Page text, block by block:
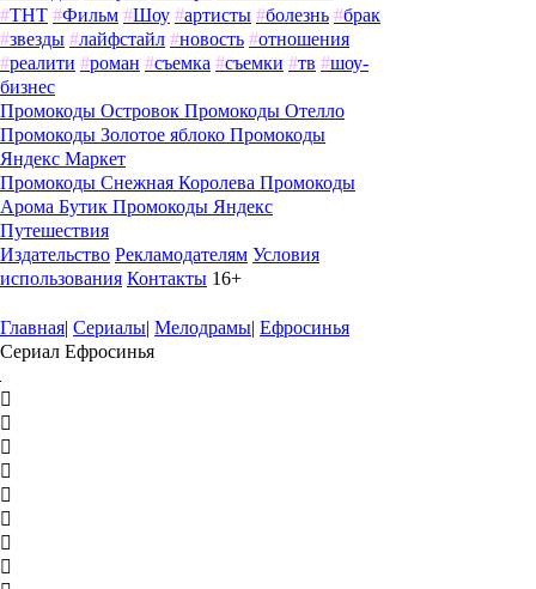
#ТНТ #Фильм #Шоу #артисты #болезнь #брак
#звезды #лайфстайл #новость #отношения
#реалити #роман #съемка #съемки #тв #шоу-
бизнес
Промокоды Островок Промокоды Отелло
Промокоды Золотое яблоко Промокоды
Яндекс Маркет
Промокоды Снежная Королева Промокоды
Арома Бутик Промокоды Яндекс
Путешествия
Издательство Рекламодателям Условия
использования Контакты 16+
Главная| Сериалы| Мелодрамы| Ефросинья
Сериал Ефросинья